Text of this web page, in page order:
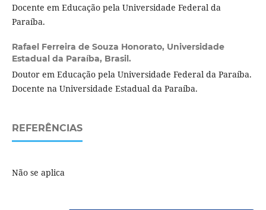
Docente em Educação pela Universidade Federal da
Paraíba.
Rafael Ferreira de Souza Honorato, Universidade
Estadual da Paraíba, Brasil.
Doutor em Educação pela Universidade Federal da Paraíba.
Docente na Universidade Estadual da Paraíba.
REFERÊNCIAS
Não se aplica